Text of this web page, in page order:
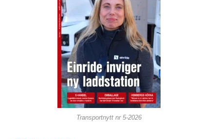
Transportnytt nr 5-2026